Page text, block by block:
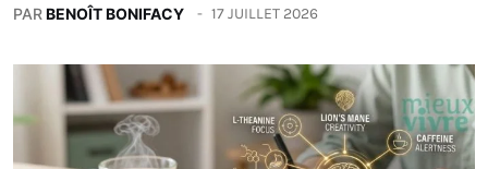
PARBENOÎT BONIFACY 17 JUILLET 2026